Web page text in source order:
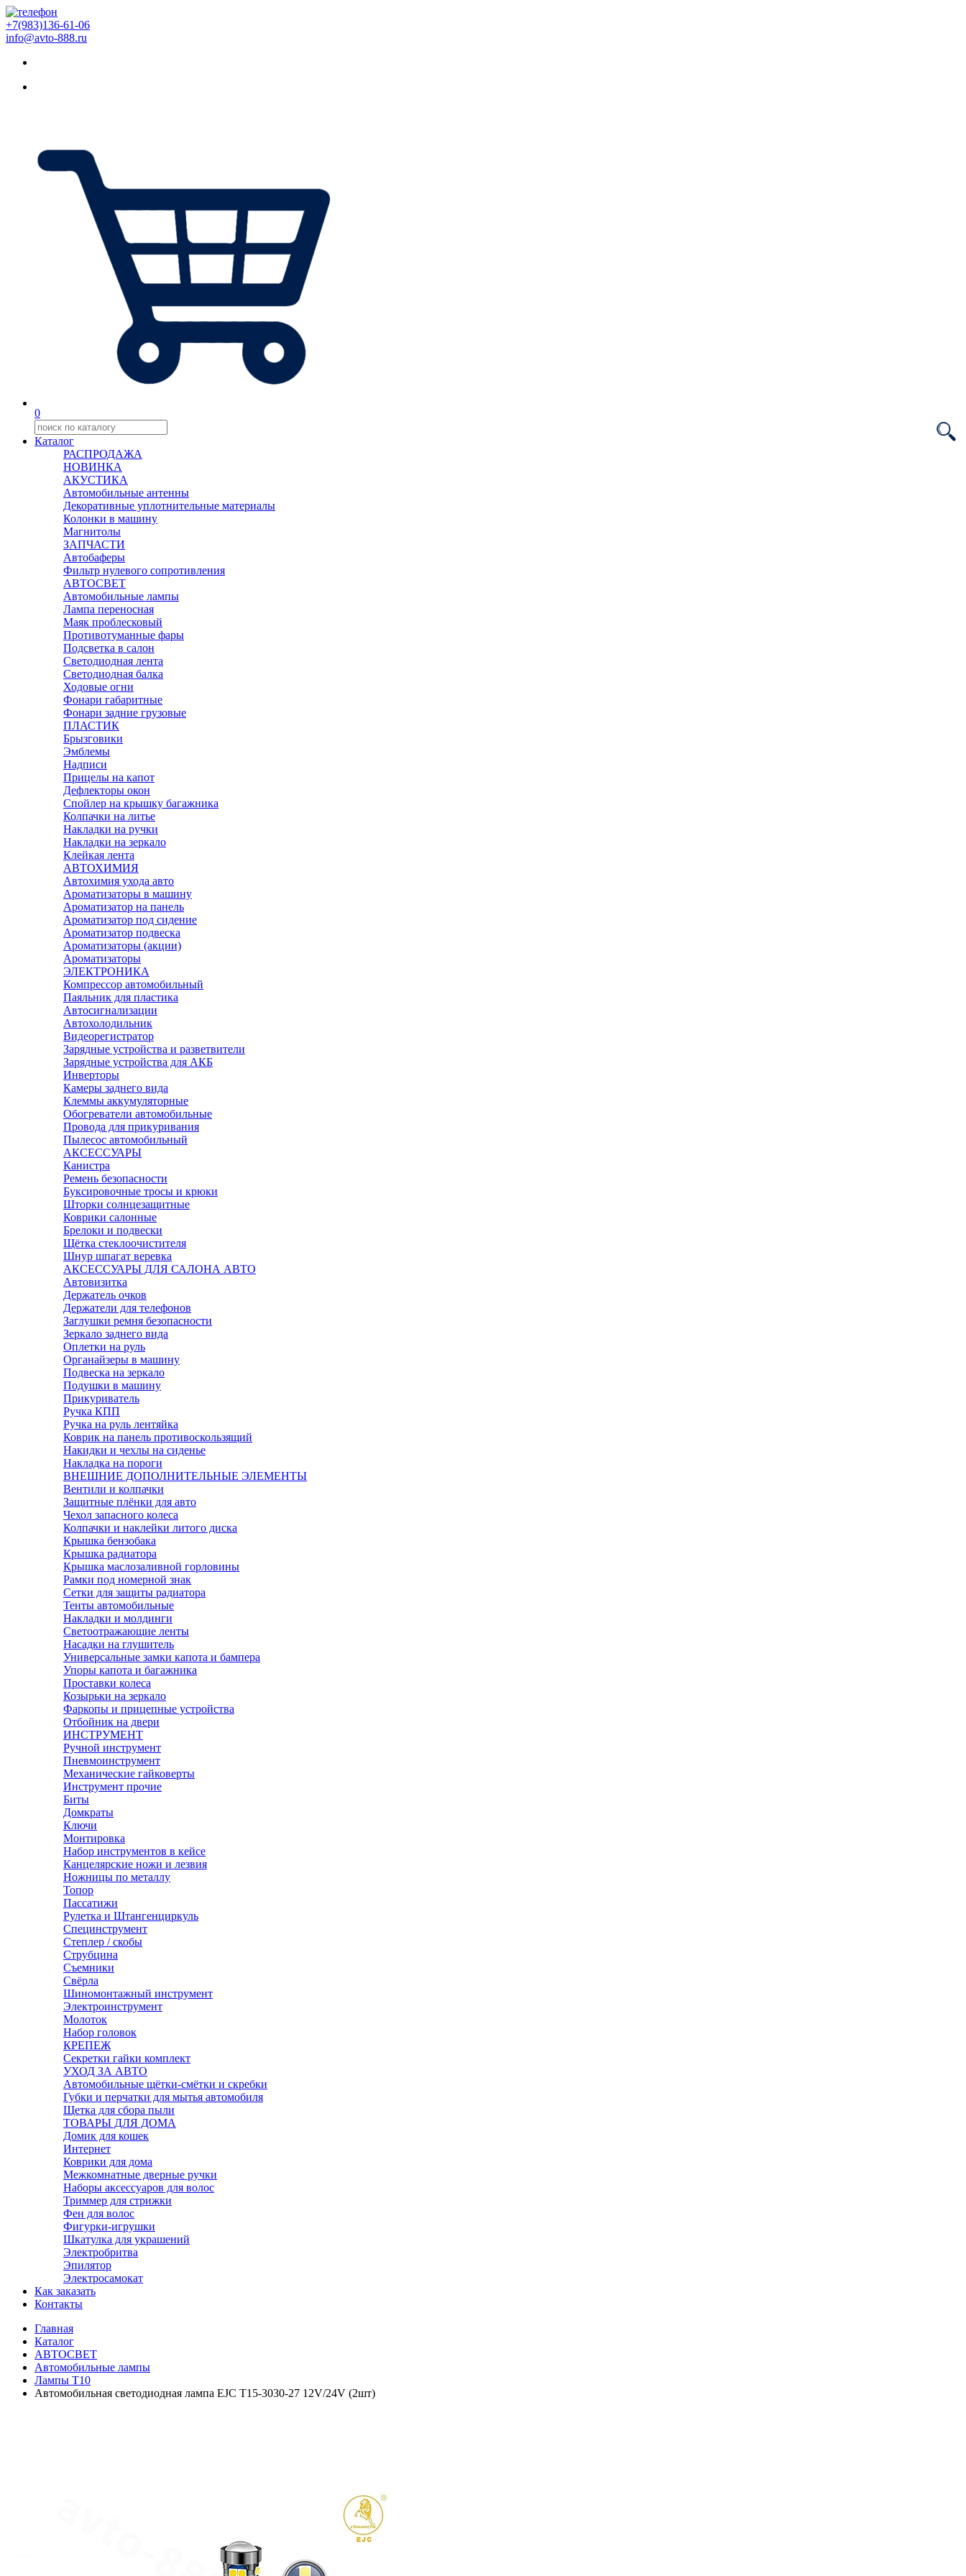
+7(983)136-61-06
info@avto-888.ru
0
Каталог
РАСПРОДАЖА
НОВИНКА
АКУСТИКА
Автомобильные антенны
Декоративные уплотнительные материалы
Колонки в машину
Магнитолы
ЗАПЧАСТИ
Автобаферы
Фильтр нулевого сопротивления
АВТОСВЕТ
Автомобильные лампы
Лампа переносная
Маяк проблесковый
Противотуманные фары
Подсветка в салон
Светодиодная лента
Светодиодная балка
Ходовые огни
Фонари габаритные
Фонари задние грузовые
ПЛАСТИК
Брызговики
Эмблемы
Надписи
Прицелы на капот
Дефлекторы окон
Спойлер на крышку багажника
Колпачки на литье
Накладки на ручки
Накладки на зеркало
Клейкая лента
АВТОХИМИЯ
Автохимия ухода авто
Ароматизаторы в машину
Ароматизатор на панель
Ароматизатор под сидение
Ароматизатор подвеска
Ароматизаторы (акции)
Ароматизаторы
ЭЛЕКТРОНИКА
Компрессор автомобильный
Паяльник для пластика
Автосигнализации
Автохолодильник
Видеорегистратор
Зарядные устройства и разветвители
Зарядные устройства для АКБ
Инверторы
Камеры заднего вида
Клеммы аккумуляторные
Обогреватели автомобильные
Провода для прикуривания
Пылесос автомобильный
АКСЕССУАРЫ
Канистра
Ремень безопасности
Буксировочные тросы и крюки
Шторки солнцезащитные
Коврики салонные
Брелоки и подвески
Щётка стеклоочистителя
Шнур шпагат веревка
АКСЕССУАРЫ ДЛЯ САЛОНА АВТО
Автовизитка
Держатель очков
Держатели для телефонов
Заглушки ремня безопасности
Зеркало заднего вида
Оплетки на руль
Органайзеры в машину
Подвеска на зеркало
Подушки в машину
Прикуриватель
Ручка КПП
Ручка на руль лентяйка
Коврик на панель противоскользящий
Накидки и чехлы на сиденье
Накладка на пороги
ВНЕШНИЕ ДОПОЛНИТЕЛЬНЫЕ ЭЛЕМЕНТЫ
Вентили и колпачки
Защитные плёнки для авто
Чехол запасного колеса
Колпачки и наклейки литого диска
Крышка бензобака
Крышка радиатора
Крышка маслозаливной горловины
Рамки под номерной знак
Сетки для защиты радиатора
Тенты автомобильные
Накладки и молдинги
Светоотражающие ленты
Насадки на глушитель
Универсальные замки капота и бампера
Упоры капота и багажника
Проставки колеса
Козырьки на зеркало
Фаркопы и прицепные устройства
Отбойник на двери
ИНСТРУМЕНТ
Ручной инструмент
Пневмоинструмент
Механические гайковерты
Инструмент прочиe
Биты
Домкраты
Ключи
Монтировка
Набор инструментов в кейсе
Канцелярские ножи и лезвия
Ножницы по металлу
Топор
Пассатижи
Рулетка и Штангенциркуль
Специнструмент
Степлер / скобы
Струбцина
Съемники
Свёрла
Шиномонтажный инструмент
Электроинструмент
Молоток
Набор головок
КРЕПЕЖ
Секретки гайки комплект
УХОД ЗА АВТО
Автомобильные щётки-смётки и скребки
Губки и перчатки для мытья автомобиля
Щетка для сбора пыли
ТОВАРЫ ДЛЯ ДОМА
Домик для кошек
Интернет
Коврики для дома
Межкомнатные дверные ручки
Наборы аксессуаров для волос
Триммер для стрижки
Фен для волос
Фигурки-игрушки
Шкатулка для украшений
Электробритва
Эпилятор
Электросамокат
Как заказать
Контакты
Главная
Каталог
АВТОСВЕТ
Автомобильные лампы
Лампы Т10
Автомобильная светодиодная лампа EJC T15-3030-27 12V/24V (2шт)